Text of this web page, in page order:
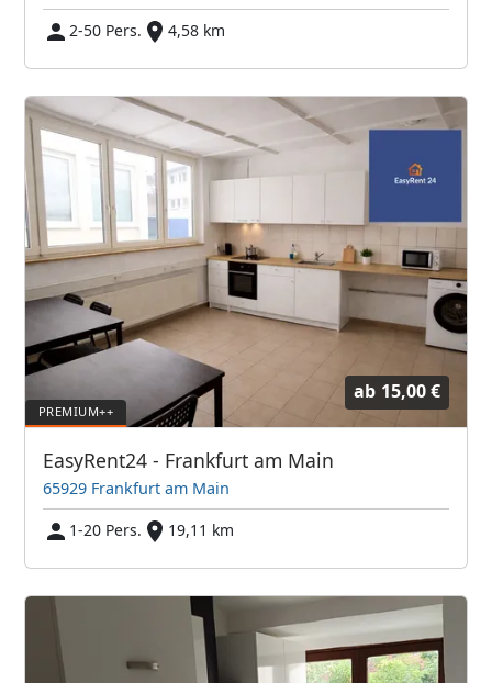
2-50 Pers.
4,58 km
ab 15,00 €
EasyRent24 - Frankfurt am Main
65929 Frankfurt am Main
1-20 Pers.
19,11 km